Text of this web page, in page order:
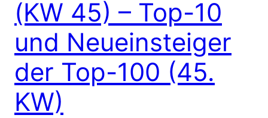
(KW 45) – Top-10
und Neueinsteiger
der Top-100 (45.
KW)